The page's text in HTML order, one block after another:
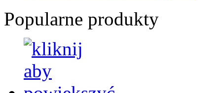
Popularne produkty